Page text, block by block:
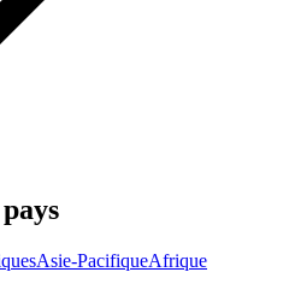
Asie-PacifiqueAfrique